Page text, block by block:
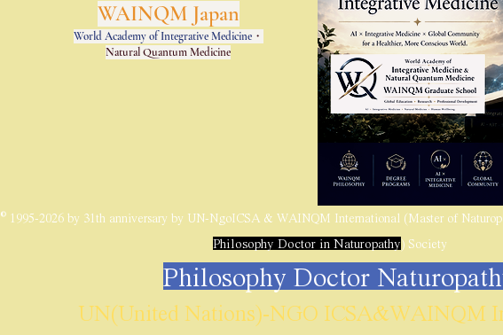
WAINQM Japan
World Academy of Integrative Medicine・
Natural Quantum Medicine
© 1995-2026 by 31th anniversary by UN-NgoICSA & WAINQM International (Master of
Philosophy Doctor in Naturopathy) Society
Philosophy Doctor
UN(United Nations)-NGO ICSA&WAINQM